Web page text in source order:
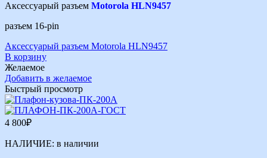
Аксессуарый разъем Motorola HLN9457
разъем 16-pin
Аксессуарый разъем Motorola HLN9457
В корзину
Желаемое
Добавить в желаемое
Быстрый просмотр
4 800₽
НАЛИЧИЕ: в наличии